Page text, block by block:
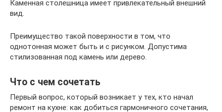
Каменная столешница имеет привлекательный внешний
вид.
Преимущество такой поверхности в том, что
однотонная может быть и с рисунком. Допустима
стилизованная под камень или дерево.
Что с чем сочетать
Первый вопрос, который возникает у тех, кто начал
ремонт на кухне: как добиться гармоничного сочетания,